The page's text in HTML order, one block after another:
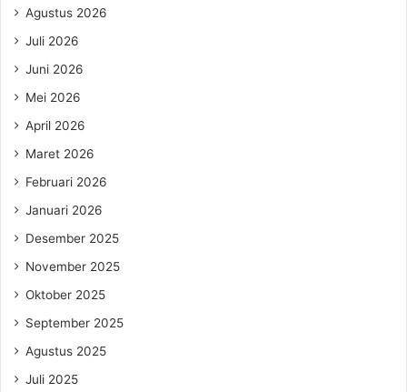
Agustus 2026
Juli 2026
Juni 2026
Mei 2026
April 2026
Maret 2026
Februari 2026
Januari 2026
Desember 2025
November 2025
Oktober 2025
September 2025
Agustus 2025
Juli 2025